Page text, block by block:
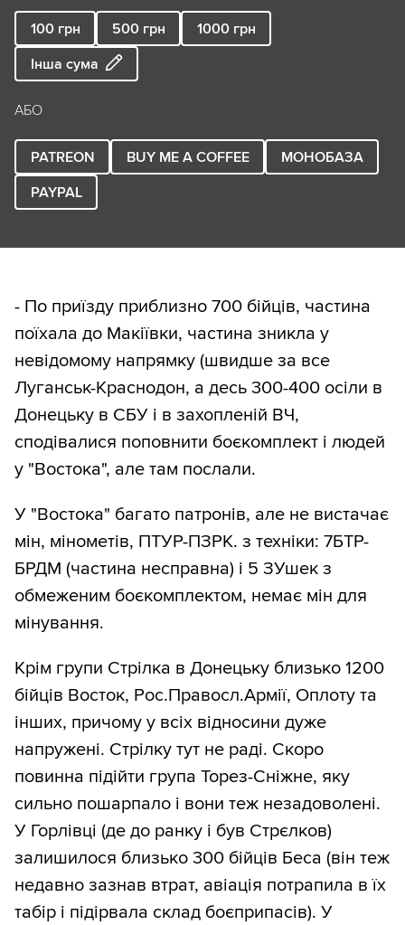
100 грн 500 грн 1000 грн
Інша сума
АБО
PATREON BUY ME A COFFEE
МОНОБАЗА
PAYPAL
- По приїзду приблизно 700 бійців, частина
поїхала до Макіївки, частина зникла у
невідомому напрямку (швидше за все
Луганськ-Краснодон, а десь 300-400 осіли в
Донецьку в СБУ і в захопленій ВЧ,
сподівалися поповнити боєкомплект і людей
у "Востока", але там послали.
У "Востока" багато патронів, але не вистачає
мін, мінометів, ПТУР-ПЗРК. з техніки: 7БТР-
БРДМ (частина несправна) і 5 ЗУшек з
обмеженим боєкомплектом, немає мін для
мінування.
Крім групи Стрілка в Донецьку близько 1200
бійців Восток, Рос.Правосл.Армії, Оплоту та
інших, причому у всіх відносини дуже
напружені. Стрілку тут не раді. Скоро
повинна підійти група Торез-Сніжне, яку
сильно пошарпало і вони теж незадоволені.
У Горлівці (де до ранку і був Стрєлков)
залишилося близько 300 бійців Беса (він теж
недавно зазнав втрат, авіація потрапила в їх
табір і підірвала склад боєприпасів). У